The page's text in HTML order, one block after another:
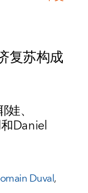
复苏构成
、
Daniel
Duval,